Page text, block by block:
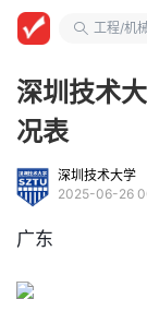
工程/机
深圳技术
况表
深圳技术大学
2025-06-26
广东